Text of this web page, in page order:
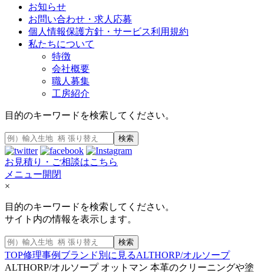
お知らせ
お問い合わせ・求人応募
個人情報保護方針・サービス利用規約
私たちについて
特徴
会社概要
職人募集
工房紹介
目的のキーワードを検索してください。
検索
お見積り・ご相談はこちら
メニュー開閉
×
目的のキーワードを検索してください。
サイト内の情報を表示します。
検索
TOP修理事例 ブランド別に見るALTHORP/オルソープ
ALTHORP/オルソープ オットマン 本革のクリーニングや塗